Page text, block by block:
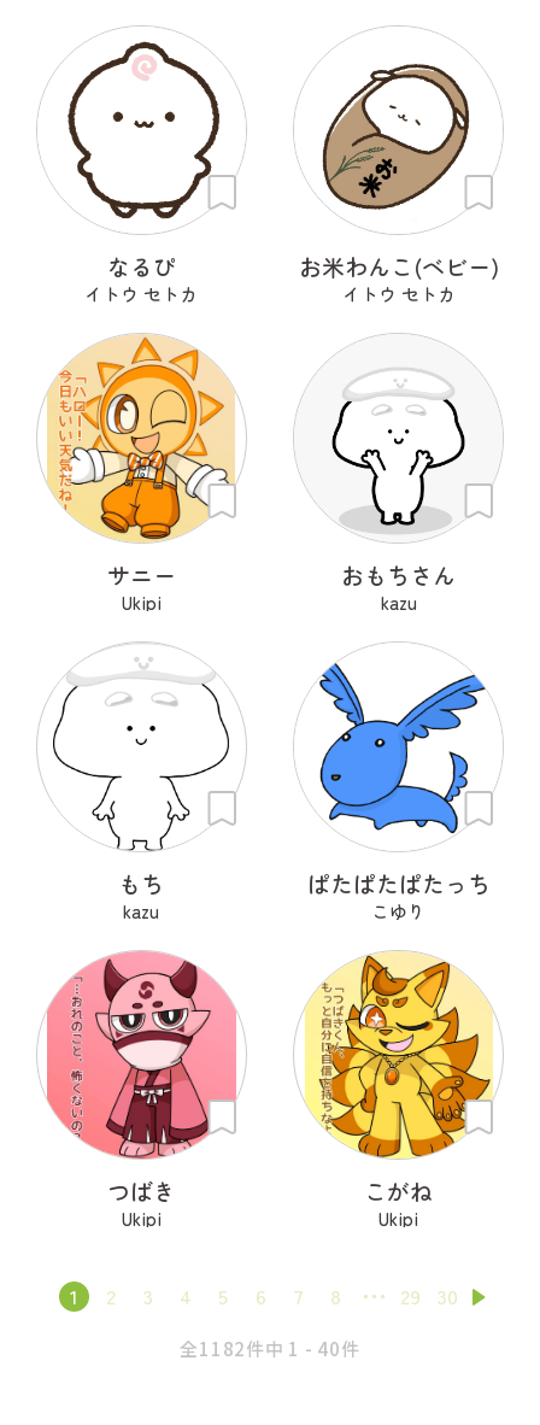
なるぴ
イトウ セトカ
お米わんこ(ベビー)
イトウ セトカ
サニー
Ukipi
おもちさん
kazu
もち
kazu
ぱたぱたぱたっち
こゆり
つばき
Ukipi
こがね
Ukipi
1 2 3 4 5 6 7 8 29 30
全1182件中 1 - 40件